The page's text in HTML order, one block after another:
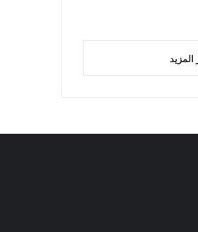
المزيد